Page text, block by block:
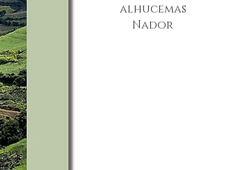
alhucemas
Nador